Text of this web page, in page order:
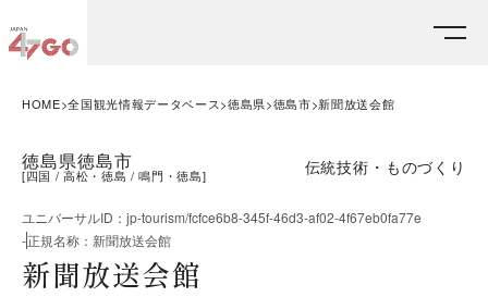
HOME 全国観光情報データベース 徳島県 徳島市 新聞放送会館
徳島県徳島市
[四国 高松・徳島 鳴門・徳島] 伝統技術・ものづくり
ユニバーサルID ： jp-tourism/fcfce6b8-345f-46d3-af02-4f67eb0fa77e
-正規名称 ： 新聞放送会館
新聞放送会館